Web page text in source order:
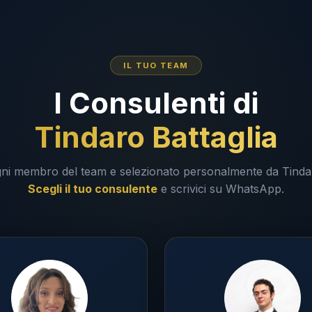
IL TUO TEAM
I Consulenti di
Tindaro Battaglia
membro del team e selezionato personalmente da
Scegli il tuo consulente e scrivici su WhatsApp.